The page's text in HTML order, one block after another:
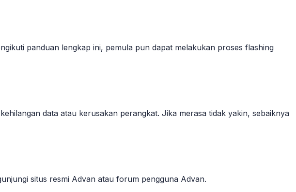
panduan lengkap ini, pemula pun dapat melakukan proses flashing
data atau kerusakan perangkat. Jika merasa tidak yakin, sebaiknya
situs resmi Advan atau forum pengguna Advan.